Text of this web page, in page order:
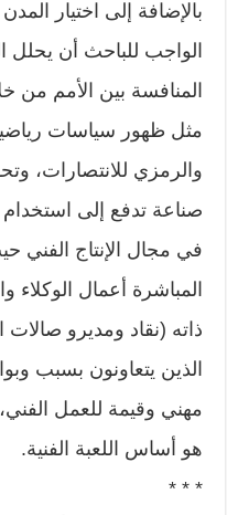
بالإضافة إلى اختيار
الواجب للباحث أن يحلل
المنافسة بين الأمم من
مثل ظهور سياسات
والرمزي للانتصارات،
صناعة تدفع إلى
في مجال الإنتاج الفني
المباشرة أعمال الوكلاء
ذاته (نقاد ومديرو
الذين يتعاونون بسبب
مهني وقيمة للعمل
هو أساس اللعبة الفنية.
* * *